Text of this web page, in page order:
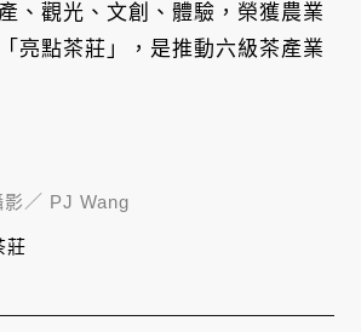
、觀光、文創、體驗，榮獲農業
亮點茶莊」，是推動六級茶產業
影／ PJ Wang
莊